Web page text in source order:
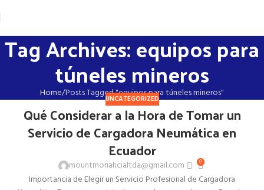
Tag Archives: equipos para
túneles mineros
Home Posts Tagged "equipos para túneles mineros"
UNCATEGORIZED
Qué Considerar a la Hora de Tomar un
Servicio de Cargadora Neumática en
Ecuador
mountmoriahcialtda@gmail.com 0
Importancia de Elegir un Servicio Profesional de Cargadora